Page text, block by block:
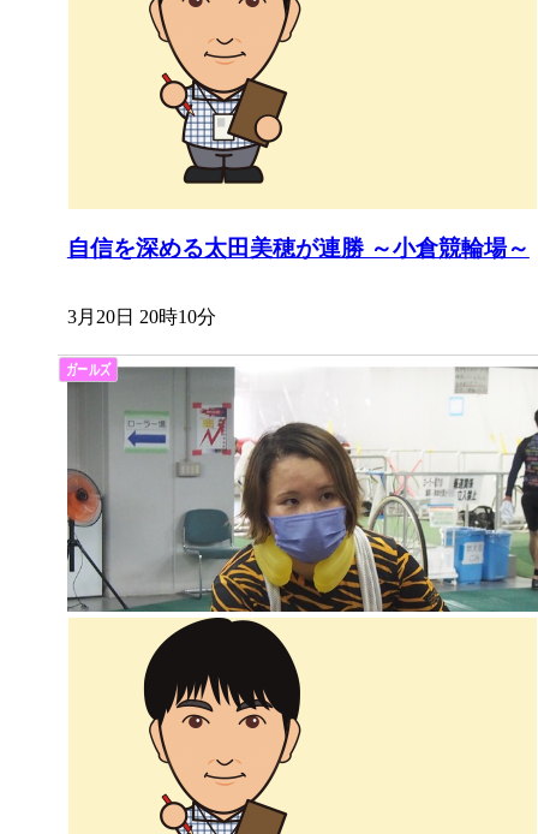
自信を深める太田美穂が連勝 ～小倉競輪場～
3月20日 20時10分